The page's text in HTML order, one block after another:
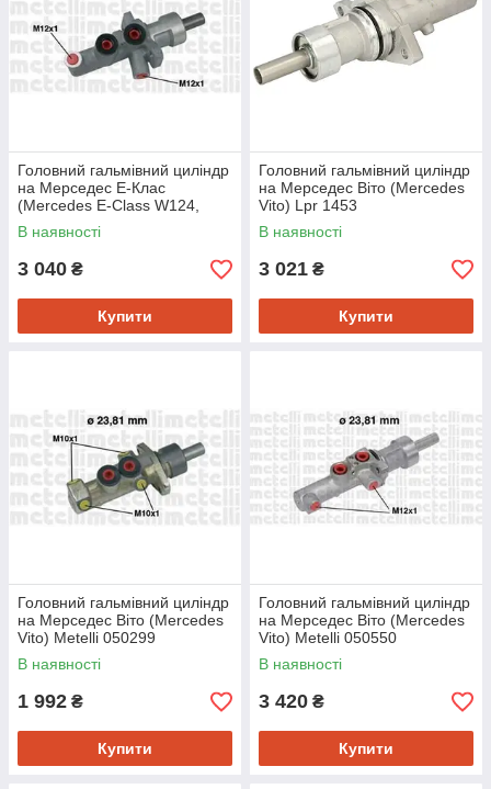
Головний гальмівний циліндр
на Мерседес E-Клас
(Mercedes E-Class W124,
W210, W211, W212) Metelli
050624
В наявності
3 040 ₴
Купити
Головний гальмівний циліндр
на Мерседес Віто (Mercedes
Vito) Lpr 1453
В наявності
3 021 ₴
Купити
Головний гальмівний циліндр
на Мерседес Віто (Mercedes
Vito) Metelli 050299
В наявності
1 992 ₴
Купити
Головний гальмівний циліндр
на Мерседес Віто (Mercedes
Vito) Metelli 050550
В наявності
3 420 ₴
Купити